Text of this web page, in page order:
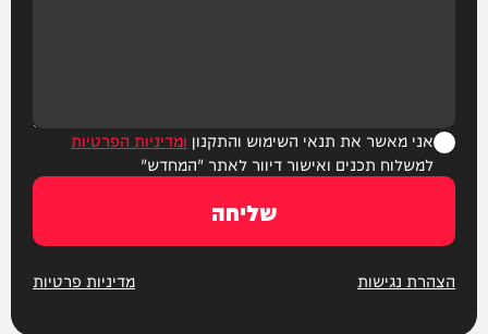
אני מאשר את תנאי השימוש והתקנון ומדיניות הפרטיות
למשלוח תכנים ואישור דיוור לאתר "המחדש"
שליחה
הצהרת נגישות מדיניות פרטיות